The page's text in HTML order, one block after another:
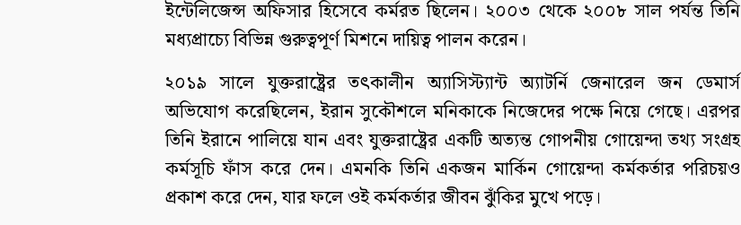
ইন্টেলিজেন্স অফিসার হিসেবে কর্মরত ছিলেন। ২০০৩ থেকে ২০০৮ সাল পর্যন্ত তিনি
মধ্যপ্রাচ্যে বিভিন্ন গুরুত্বপূর্ণ মিশনে দায়িত্ব পালন করেন।
২০১৯ সালে যুক্তরাষ্ট্রের তৎকালীন অ্যাসিস্ট্যান্ট অ্যাটর্নি জেনারেল জন ডেমার্স
অভিযোগ করেছিলেন, ইরান সুকৌশলে মনিকাকে নিজেদের পক্ষে নিয়ে গেছে। এরপর
তিনি ইরানে পালিয়ে যান এবং যুক্তরাষ্ট্রের একটি অত্যন্ত গোপনীয় গোয়েন্দা তথ্য সংগ্রহ
কর্মসূচি ফাঁস করে দেন। এমনকি তিনি একজন মার্কিন গোয়েন্দা কর্মকর্তার পরিচয়ও
প্রকাশ করে দেন, যার ফলে ওই কর্মকর্তার জীবন ঝুঁকির মুখে পড়ে।